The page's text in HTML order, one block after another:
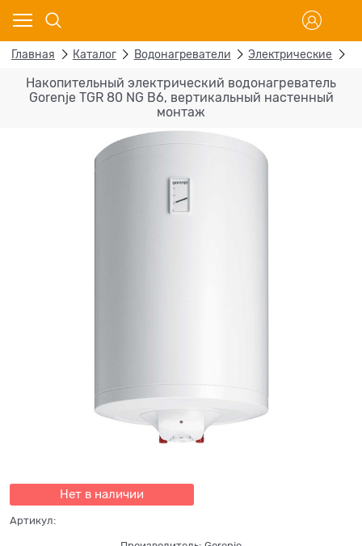
Главная Каталог Водонагреватели Электрические
Накопительный электрический водонагреватель
Gorenje TGR 80 NG B6, вертикальный настенный
монтаж
Нет в наличии
Артикул: